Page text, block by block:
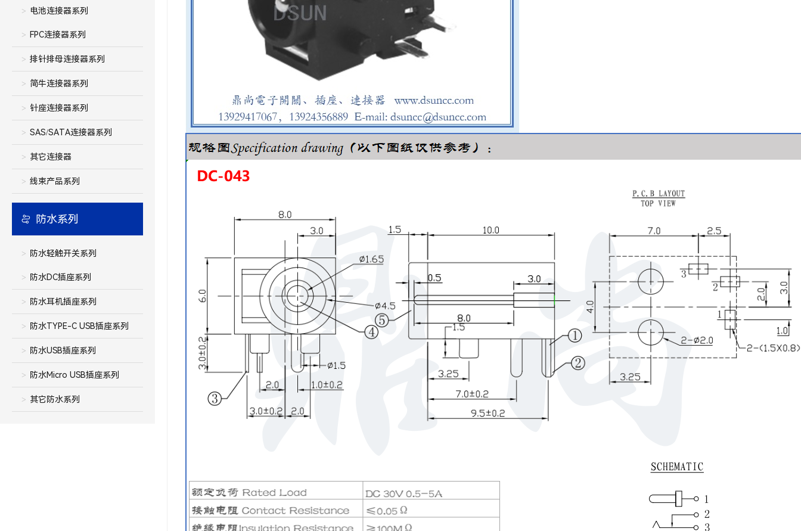
电池连接器系列
FPC连接器系列
排针排母连接器系列
简牛连接器系列
针座连接器系列
SAS/SATA连接器系列
其它连接器
线束产品系列
防水系列
防水轻触开关系列
防水DC插座系列
防水耳机插座系列
防水TYPE-C USB插座系列
防水USB插座系列
防水Micro USB插座系列
其它防水系列